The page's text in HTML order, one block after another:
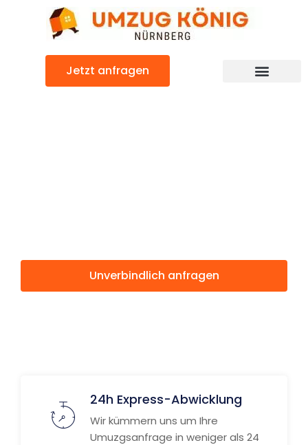
Jetzt anfragen
Unverbindlich anfragen
24h Express-Abwicklung
Wir kümmern uns um Ihre
Umuzgsanfrage in weniger als 24